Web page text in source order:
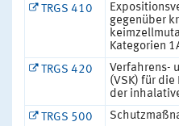
TRGS 410
gegenüber
Kategorien
TRGS 420
Verfahrens-
(VSK) für
der
TRGS 500